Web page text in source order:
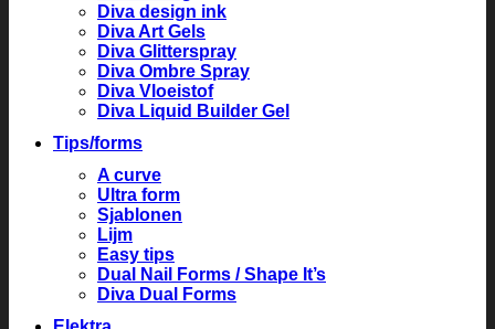
Diva design ink
Diva Art Gels
Diva Glitterspray
Diva Ombre Spray
Diva Vloeistof
Diva Liquid Builder Gel
Tips/forms
A curve
Ultra form
Sjablonen
Lijm
Easy tips
Dual Nail Forms / Shape It’s
Diva Dual Forms